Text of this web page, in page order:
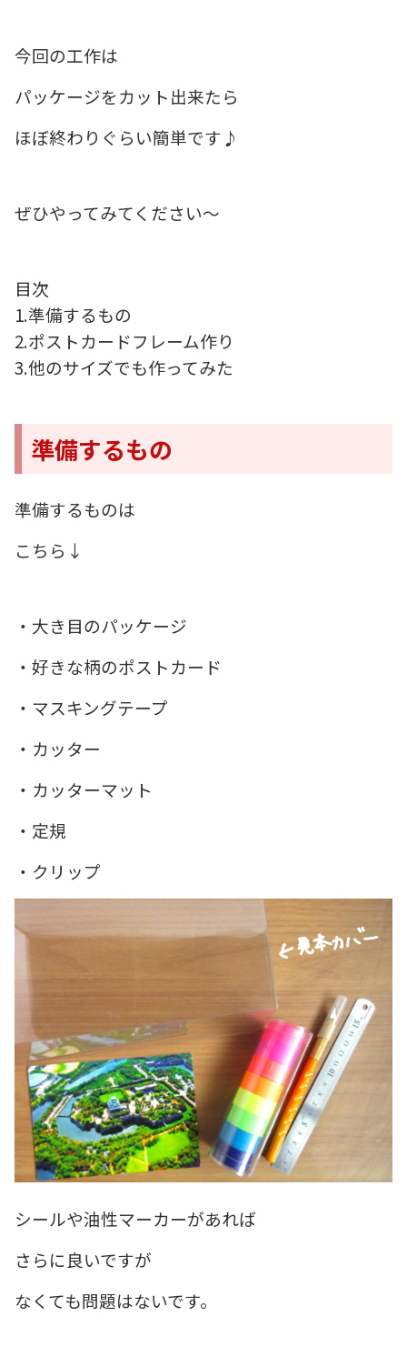
今回の工作は
パッケージをカット出来たら
ほぼ終わりぐらい簡単です♪
ぜひやってみてください～
目次
1.準備するもの
2.ポストカードフレーム作り
3.他のサイズでも作ってみた
準備するもの
準備するものは
こちら↓
・大き目のパッケージ
・好きな柄のポストカード
・マスキングテープ
・カッター
・カッターマット
・定規
・クリップ
シールや油性マーカーがあれば
さらに良いですが
なくても問題はないです。